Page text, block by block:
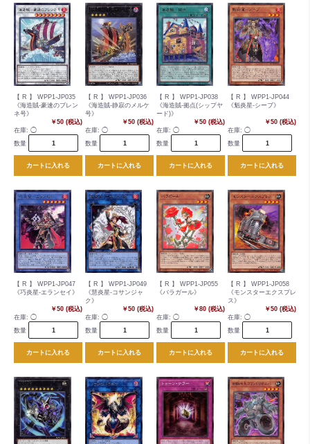
【 R 】 WPP1-JP035
《海造賊-豪速のブレン
ネ号》
￥50 (税込)
在庫: ◯
数量
カートに入れる
【 R 】 WPP1-JP036
《海造賊-静寂のメルケ
号》
￥50 (税込)
在庫: ◯
数量
カートに入れる
【 R 】 WPP1-JP038
《海造賊-拠点(シップヤ
ード)》
￥50 (税込)
在庫: ◯
数量
カートに入れる
【 R 】 WPP1-JP044
《魁炎星-シーブ》
￥50 (税込)
在庫: ◯
数量
カートに入れる
【 R 】 WPP1-JP047
《巧炎星-エランセイ》
￥50 (税込)
在庫: ◯
数量
カートに入れる
【 R 】 WPP1-JP049
《慧炎星-コサンジャ
ク》
￥50 (税込)
在庫: ◯
数量
カートに入れる
【 R 】 WPP1-JP055
《バラガール》
￥80 (税込)
在庫: ◯
数量
カートに入れる
【 R 】 WPP1-JP058
《モンスターエクスプレ
ス》
￥50 (税込)
在庫: ◯
数量
カートに入れる